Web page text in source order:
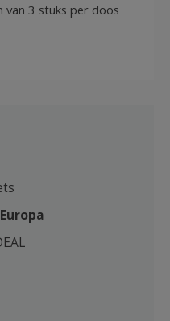
van 3 stuks per doos
Europa